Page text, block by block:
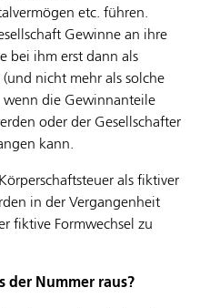
etc. führen.
Gewinne an ihre
bei ihm erst dann als
nicht mehr als solche
wenn die Gewinnanteile
oder der Gesellschafter
kann.
als fiktiver
in der Vergangenheit
fiktive Formwechsel zu
der Nummer raus?